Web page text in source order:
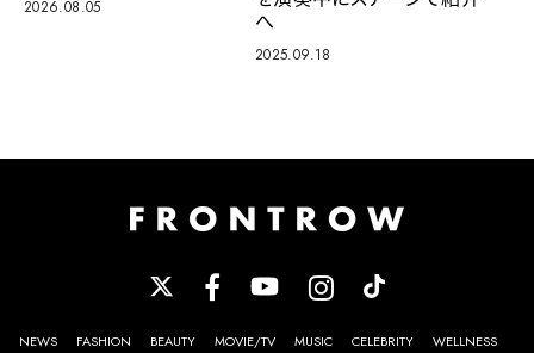
2026.08.05
へ
2025.09.18
NEWS FASHION BEAUTY MOVIE/TV MUSIC CELEBRITY
WELLNESS